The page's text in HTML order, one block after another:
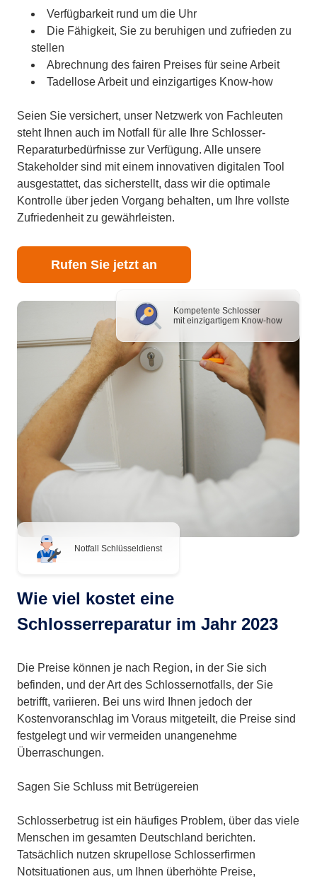
Kompetente Schlosser
mit einzigartigem Know-how
Notfall Schlüsseldienst
Verfügbarkeit rund um die Uhr
Die Fähigkeit, Sie zu beruhigen und zufrieden zu
stellen
Abrechnung des fairen Preises für seine Arbeit
Tadellose Arbeit und einzigartiges Know-how
Seien Sie versichert, unser Netzwerk von Fachleuten
steht Ihnen auch im Notfall für alle Ihre Schlosser-
Reparaturbedürfnisse zur Verfügung. Alle unsere
Stakeholder sind mit einem innovativen digitalen Tool
ausgestattet, das sicherstellt, dass wir die optimale
Kontrolle über jeden Vorgang behalten, um Ihre vollste
Zufriedenheit zu gewährleisten.
Rufen Sie jetzt an
Wie viel kostet eine
Schlosserreparatur im Jahr 2023
Die Preise können je nach Region, in der Sie sich
befinden, und der Art des Schlossernotfalls, der Sie
betrifft, variieren. Bei uns wird Ihnen jedoch der
Kostenvoranschlag im Voraus mitgeteilt, die Preise sind
festgelegt und wir vermeiden unangenehme
Überraschungen.
Sagen Sie Schluss mit Betrügereien
Schlosserbetrug ist ein häufiges Problem, über das viele
Menschen im gesamten Deutschland berichten.
Tatsächlich nutzen skrupellose Schlosserfirmen
Notsituationen aus, um Ihnen überhöhte Preise,